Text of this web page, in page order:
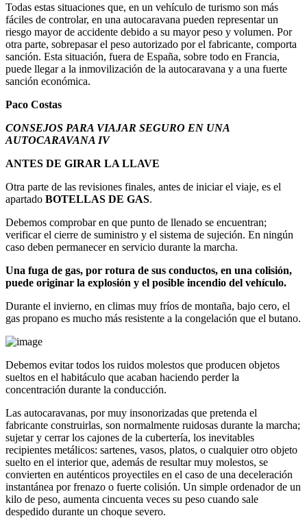
Todas estas situaciones que, en un vehículo de turismo son más
fáciles de controlar, en una autocaravana pueden representar un
riesgo mayor de accidente debido a su mayor peso y volumen. Por
otra parte, sobrepasar el peso autorizado por el fabricante, comporta
sanción. Esta situación, fuera de España, sobre todo en Francia,
puede llegar a la inmovilización de la autocaravana y a una fuerte
sanción económica.
Paco Costas
CONSEJOS PARA VIAJAR SEGURO EN UNA
AUTOCARAVANA IV
ANTES DE GIRAR LA LLAVE
Otra parte de las revisiones finales, antes de iniciar el viaje, es el
apartado BOTELLAS DE GAS.
Debemos comprobar en que punto de llenado se encuentran;
verificar el cierre de suministro y el sistema de sujeción. En ningún
caso deben permanecer en servicio durante la marcha.
Una fuga de gas, por rotura de sus conductos, en una colisión,
puede originar la explosión y el posible incendio del vehículo.
Durante el invierno, en climas muy fríos de montaña, bajo cero, el
gas propano es mucho más resistente a la congelación que el butano.
Debemos evitar todos los ruidos molestos que producen objetos
sueltos en el habitáculo que acaban haciendo perder la
concentración durante la conducción.
Las autocaravanas, por muy insonorizadas que pretenda el
fabricante construirlas, son normalmente ruidosas durante la marcha;
sujetar y cerrar los cajones de la cubertería, los inevitables
recipientes metálicos: sartenes, vasos, platos, o cualquier otro objeto
suelto en el interior que, además de resultar muy molestos, se
convierten en auténticos proyectiles en el caso de una deceleración
instantánea por frenazo o fuerte colisión. Un simple ordenador de un
kilo de peso, aumenta cincuenta veces su peso cuando sale
despedido durante un choque severo.